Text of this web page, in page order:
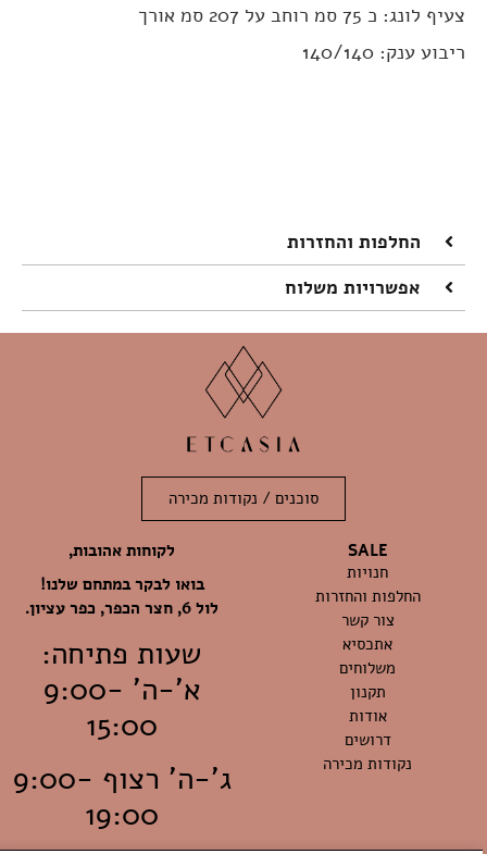
צעיף לונג: כ 75 סמ רוחב על 207 סמ אורך
ריבוע ענק: 140/140
החלפות והחזרות
אפשרויות משלוח
סוכנים / נקודות מכירה
SALE
חנויות
החלפות והחזרות
צור קשר
אתכסיא
משלוחים
תקנון
אודות
דרושים
נקודות מכירה
לקוחות אהובות,
בואו לבקר במתחם שלנו!
לול 6, חצר הכפר, כפר עציון.
שעות פתיחה:
א'-ה' 9:00-
15:00
ג'-ה' רצוף 9:00-
19:00